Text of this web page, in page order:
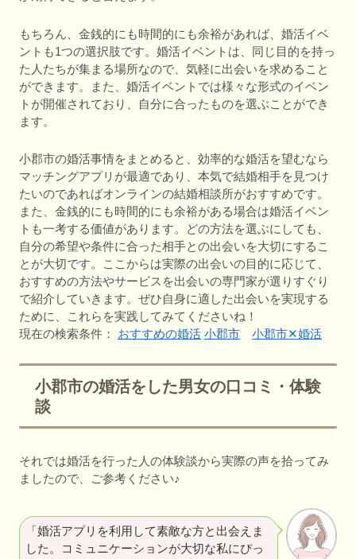
もちろん、金銭的にも時間的にも余裕があれば、婚活イベ
ントも1つの選択肢です。婚活イベントは、同じ目的を持っ
た人たちが集まる場所なので、気軽に出会いを求めること
ができます。また、婚活イベントでは様々な形式のイベン
トが開催されており、自分に合ったものを選ぶことができ
ます。
小郡市の婚活事情をまとめると、効率的な婚活を望むなら
マッチングアプリが最適であり、本気で結婚相手を見つけ
たいのであればオンラインの結婚相談所がおすすめです。
また、金銭的にも時間的にも余裕がある場合は婚活イベン
トも一考する価値があります。どの方法を選ぶにしても、
自分の希望や条件に合った相手との出会いを大切にするこ
とが大切です。ここからは実際の出会いの目的に応じて、
おすすめの方法やサービスを出会いの専門家が選りすぐり
で紹介していきます。ぜひ自身に適した出会いを実現する
ために、これらを実践してみてくださいね！
現在の検索条件： おすすめの婚活 小郡市 小郡市✕婚活
小郡市の婚活をした男女の口コミ・体験
談
それでは婚活を行った人の体験談から実際の声を拾ってみ
ましたので、ご参考ください♪
「婚活アプリを利用して素敵な方と出会えま
した。コミュニケーションが大切な私にぴっ